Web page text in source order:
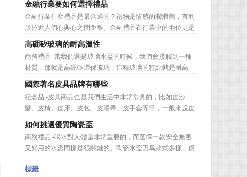
意的宣傳禮品來提升宣傳技巧，在終端推廣中將更具競爭
力。 打火機、煙灰缸、鑰匙鏈、毛巾……當今市場上的
宣傳品幾乎是司空...
金融行業要如何選擇禮品
金融行業什麼禮品是最合適的？禮物是情感的潤滑劑，有利
於拉近人們心與心之間距離。金融禮品在行業中的地位更是
不容忽視，因為禮品即是企業形象的象徵，又是企業地位的
彰顯，同時對收禮人來說，一份禮物的永恆意義是語言難以
企及的。難怪有人曾說：再省也不能省禮物，再窮也不能窮
送禮。但是，禮品選擇...
高硼矽玻璃的耐高溫性
商務禮品 -當我們選購玻璃水盃的時候，我們會接觸到一種
材質，那就是高硼矽環保玻璃，這種玻璃的特點就是耐高
溫，那麼這個耐高溫的溫度限製和準確的含義是什麼呢?禮品
紅的小編給大家總結如下。 耐熱玻璃【Heat-resistant
glass】是指含有耐熱性強的硼酸﹑矽酸成分,能夠...
國際著名皮具品牌有哪些
紀念品 -皮具商品也是我們生活中非常常見的，比如皮沙
髮、皮椅、皮床、皮包、皮腰帶、皮手套等等，一般來說皮
具具備細膩的手感和自然的色澤度，所以深受消費者的青
睞。國際著名皮具品牌有哪些?下麵就一起來了解一下吧!
國際著名皮具品牌： 1、路易·威登(LV) 創立於
1...
如何挑選優質陶瓷盃
商務禮品 -喝水對人體是非常重要的，而選擇一款安全無害
又好用的水盃同樣是很關鍵的。陶瓷水盃因爲款式多樣，價
有質感。如何挑選優質陶瓷盃?很多人想必都不是很了解。今
標籤